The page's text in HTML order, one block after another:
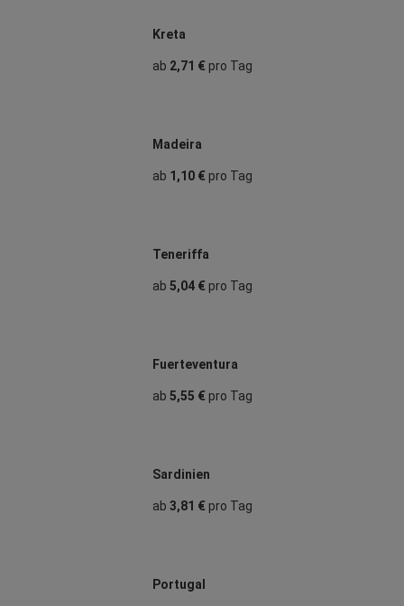
Kreta
ab 2,71 €pro Tag
Madeira
ab 1,10 €pro Tag
Teneriffa
ab 5,04 €pro Tag
Fuerteventura
ab 5,55 €pro Tag
Sardinien
ab 3,81 €pro Tag
Portugal